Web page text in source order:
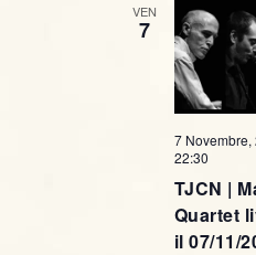
VEN
7
TJCN |
Quartet
il 07/11/
7 Novembre,
22:30